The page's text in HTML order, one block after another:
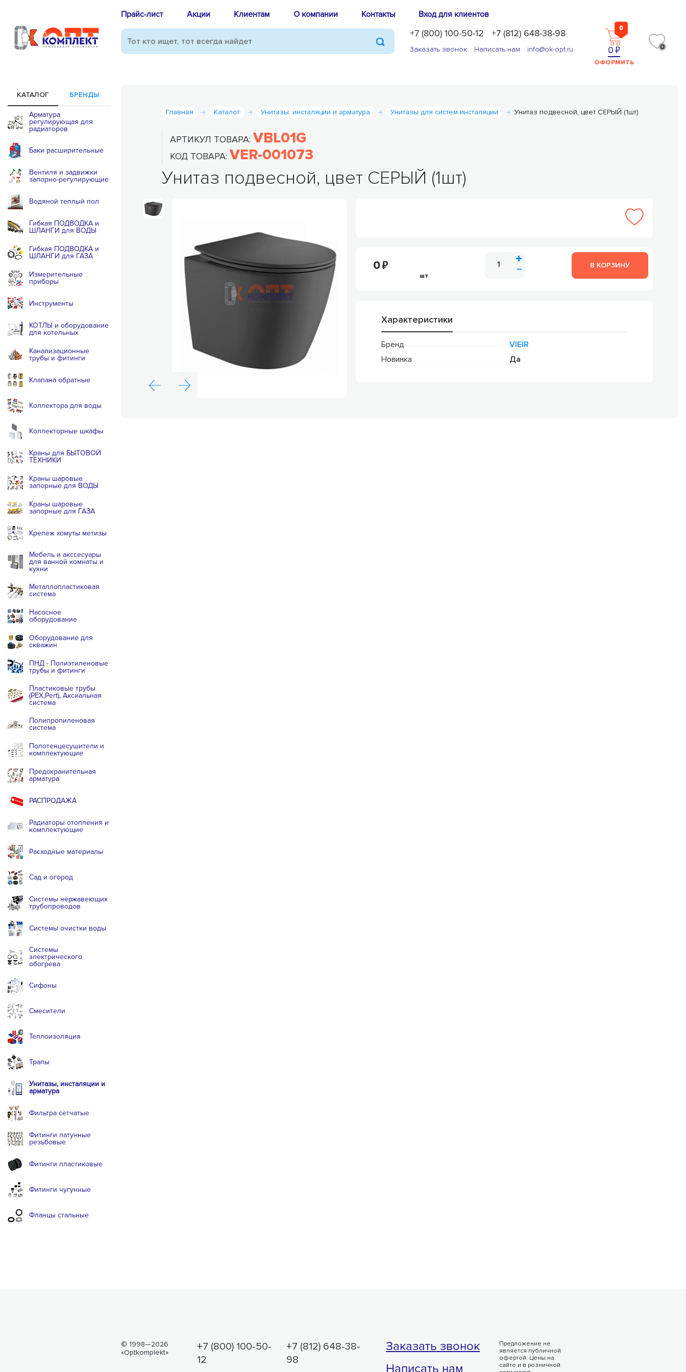
Прайс-лист Акции Клиентам О компании Контакты Вход для клиентов
+7 (800) 100-50-12 +7 (812) 648-38-98
Заказать звонок Написать нам info@ok-opt.ru
0
0
ОФОРМИТЬ
0
КАТАЛОГ БРЕНДЫ
Арматура
регулирующая для
радиаторов
Баки расширительные
Вентиля и задвижки
запорно-регулирующие
Водяной теплый пол
Гибкая ПОДВОДКА и
ШЛАНГИ для ВОДЫ
Гибкая ПОДВОДКА и
ШЛАНГИ для ГАЗА
Измерительные
приборы
Инструменты
КОТЛЫ и оборудование
для котельных
Канализационные
трубы и фитинги
Клапана обратные
Коллектора для воды
Коллекторные шкафы
Краны для БЫТОВОЙ
ТЕХНИКИ
Краны шаровые
запорные для ВОДЫ
Краны шаровые
запорные для ГАЗА
Крепеж хомуты метизы
Мебель и акссесуары
для ванной комнаты и
кухни
Металлопластиковая
система
Насосное
оборудование
Оборудование для
скважин
ПНД - Полиэтиленовые
трубы и фитинги
Пластиковые трубы
(PEX,Pert), Аксиальная
система
Полипропиленовая
система
Полотенцесушители и
комплектующие
Предохранительная
арматура
РАСПРОДАЖА
Радиаторы отопления и
комплектующие
Расходные материалы
Сад и огород
Системы нержавеющих
трубопроводов
Системы очистки воды
Системы
электрического
обогрева
Сифоны
Смесители
Теплоизоляция
Трапы
Унитазы, инсталяции и
арматура
Фильтра сетчатые
Фитинги латунные
резьбовые
Фитинги пластиковые
Фитинги чугунные
Фланцы стальные
Главная Каталог Унитазы, инсталяции и арматура Унитазы для систем инсталяции Унитаз подвесной, цвет СЕРЫЙ (1шт)
АРТИКУЛ ТОВАРА: VBL01G
КОД ТОВАРА: VER-001073
Унитаз подвесной, цвет СЕРЫЙ (1шт)
0
шт
В КОРЗИНУ
Характеристики
Бренд
VIEIR
Новинка
Да
© 1998—2026
«Optkomplekt»
+7 (800) 100-50-
12
+7 (812) 648-38-
98
Заказать звонок
Написать нам
Предложение не
является публичной
офертой. Цены на
сайте и в розничной